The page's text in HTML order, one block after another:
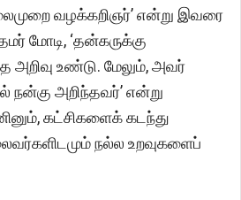
வழக்கறிஞர்’ என்று இவரை
மோடி, ‘தன்கருக்கு
அறிவு உண்டு. மேலும், அவர்
நன்கு அறிந்தவர்’ என்று
கட்சிகளைக் கடந்து
நல்ல உறவுகளைப்